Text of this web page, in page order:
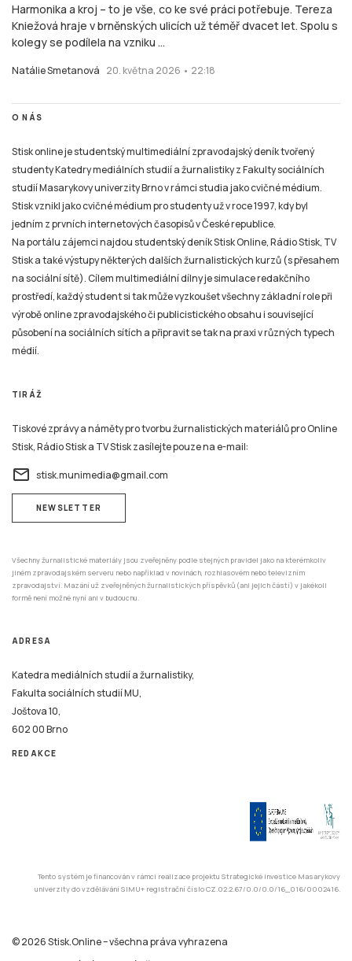
Harmonika a kroj – to je vše, co ke své práci potřebuje. Tereza
Kniežová hraje v brněnských ulicích už téměř dvacet let. Spolu s
kolegy se podílela na vzniku ...
Natálie Smetanová 20. května 2026 • 22:18
O NÁS
Stisk online je studentský multimediální zpravodajský deník tvořený
studenty Katedry mediálních studií a žurnalistiky z Fakulty sociálních
studií Masarykovy univerzity Brno v rámci studia jako cvičné médium.
Stisk vznikl jako cvičné médium pro studenty už v roce 1997, kdy byl
jedním z prvních internetových časopisů v České republice.
Na portálu zájemci najdou studentský deník Stisk Online, Rádio Stisk, TV
Stisk a také výstupy některých dalších žurnalistických kurzů (s přesahem
na sociální sítě). Cílem multimediální dílny je simulace redakčního
prostředí, každý student si tak může vyzkoušet všechny základní role při
výrobě online zpravodajského či publicistického obsahu i související
působení na sociálních sítích a připravit se tak na praxi v různých typech
médií.
TIRÁŽ
Tiskové zprávy a náměty pro tvorbu žurnalistických materiálů pro Online
Stisk, Rádio Stisk a TV Stisk zasílejte pouze na e-mail:
email stisk.munimedia@gmail.com
NEWSLETTER
Všechny žurnalistické materiály jsou zveřejněny podle stejných pravidel jako na kterémkoliv
jiném zpravodajském serveru nebo například v novinách, rozhlasovém nebo televizním
zpravodajství. Mazání už zveřejněných žurnalistických příspěvků (ani jejich částí) v jakékoli
formě není možné nyní ani v budoucnu.
ADRESA
Katedra mediálních studií a žurnalistiky,
Fakulta sociálních studií MU,
Joštova 10,
602 00 Brno
REDAKCE
Tento systém je financován v rámci realizace projektu Strategické investice Masarykovy
univerzity do vzdělávání SIMU+ registrační číslo CZ.02.2.67/0.0/0.0/16_016/0002416.
© 2026 Stisk.Online – všechna práva vyhrazena